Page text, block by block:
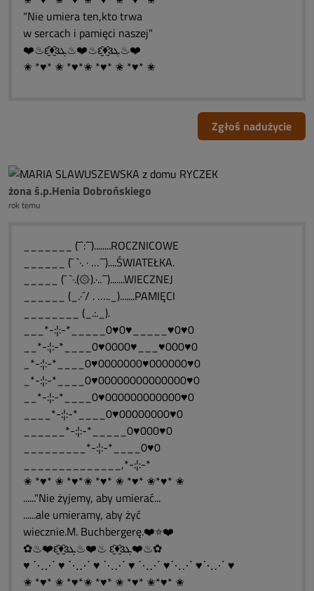
"Nie umiera ten,kto trwa
w sercach i pamięci naszej"
❤️♨ԑ̮̑♦̮̑ɜܓ♨❤️♨ԑ̮̑♦̮̑ɜܓ♨❤️
✬ *♥* ✬ *♥*✬ *♥* ✬ *♥* ✬
Zgłoś nadużycie
żona ś.p.Henia Dobrońskiego
rok temu
_______ (¯`:´¯)........ROCZNICOWE
______ (¯ `·. · …´¯)....ŚWIATEŁKA.
_____ (¯ `·.(۞).·..´¯).......WIECZNEJ
______ (_.·´/ . ….._).......PAMIĘCI
________ (_.:._).
___*-:¦:-*_____0♥0♥_____♥0♥0
__*-:¦:-*____0♥0000♥___♥000♥0
_*-:¦:-*____0♥0000000♥000000♥0
_*-:¦:-*____0♥00000000000000♥0
__*-:¦:-*____0♥000000000000♥0
____*-:¦:-*____0♥00000000♥0
______*-:¦:-*_____0♥000♥0
_________*-:¦:-*____0♥0
______________,*-:¦:-*
✬ *♥* ✬ *♥*✬ *♥* ✬ *♥* ✬*♥* ✬
......"Nie żyjemy, aby umierać...
......ale umieramy, aby żyć
wiecznie.M. Buchbergerę.❤️⭐❤️
✿♨❤️ԑ̮̑♦̮̑ɜܓ♨❤️♨ ԑ̮̑♦̮̑ɜܓ❤️♨✿
♥ ⋱⋰ ♥ ⋱⋰ ♥ ⋱⋰ ♥ ⋱⋰ ♥⋱⋰ ♥⋱⋰ ♥
✬ *♥* ✬ *♥*✬ *♥* ✬ *♥* ✬*♥* ✬